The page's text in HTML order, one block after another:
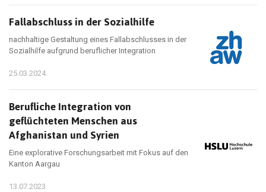
Fallabschluss in der Sozialhilfe
nachhaltige Gestaltung eines Fallabschlusses in der
Sozialhilfe aufgrund beruflicher Integration
25.03.2024
Berufliche Integration von
geflüchteten Menschen aus
Afghanistan und Syrien
Eine explorative Forschungsarbeit mit Fokus auf den
Kanton Aargau
13.07.2023